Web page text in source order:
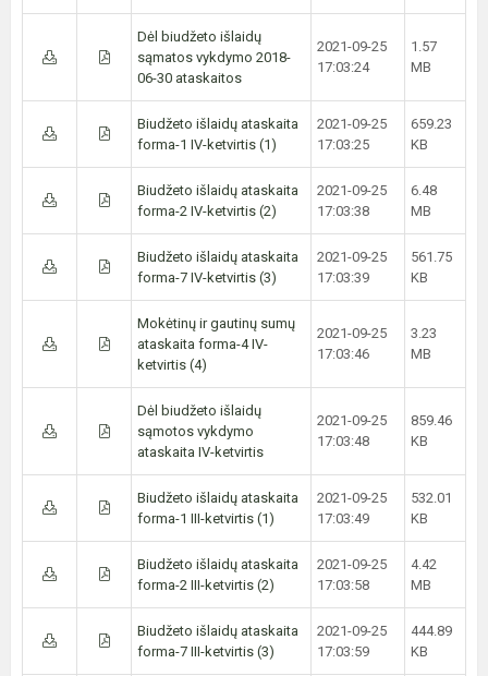
Dėl biudžeto išlaidų
sąmatos vykdymo 2018-
06-30 ataskaitos
2021-09-25
17:03:24
1.57
MB
Biudžeto išlaidų ataskaita
forma-1 IV-ketvirtis (1)
2021-09-25
17:03:25
659.23
KB
Biudžeto išlaidų ataskaita
forma-2 IV-ketvirtis (2)
2021-09-25
17:03:38
6.48
MB
Biudžeto išlaidų ataskaita
forma-7 IV-ketvirtis (3)
2021-09-25
17:03:39
561.75
KB
Mokėtinų ir gautinų sumų
ataskaita forma-4 IV-
ketvirtis (4)
2021-09-25
17:03:46
3.23
MB
Dėl biudžeto išlaidų
sąmotos vykdymo
ataskaita IV-ketvirtis
2021-09-25
17:03:48
859.46
KB
Biudžeto išlaidų ataskaita
forma-1 III-ketvirtis (1)
2021-09-25
17:03:49
532.01
KB
Biudžeto išlaidų ataskaita
forma-2 III-ketvirtis (2)
2021-09-25
17:03:58
4.42
MB
Biudžeto išlaidų ataskaita
forma-7 III-ketvirtis (3)
2021-09-25
17:03:59
444.89
KB